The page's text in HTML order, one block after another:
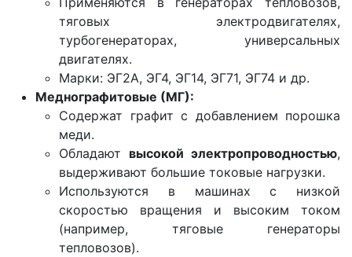
тяговых электродвигателях,
турбогенераторах, универсальных
двигателях.
Марки: ЭГ2А, ЭГ4, ЭГ14, ЭГ71, ЭГ74 и др.
Меднографитовые (МГ):
Содержат графит с добавлением порошка
меди.
Обладают высокой электропроводностью,
выдерживают большие токовые нагрузки.
Используются в машинах с низкой
скоростью вращения и высоким током
(например, тяговые генераторы
тепловозов).